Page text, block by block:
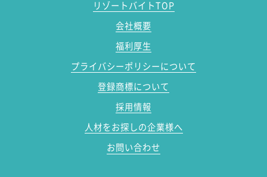
リゾートバイトTOP
会社概要
福利厚生
プライバシーポリシーについて
登録商標について
採用情報
人材をお探しの企業様へ
お問い合わせ